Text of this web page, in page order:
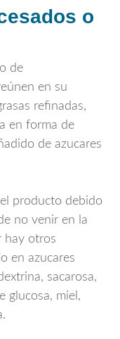
o
de
en su
refinadas,
en forma de
de azucares
producto debido
no venir en la
hay otros
en azucares
sacarosa,
glucosa, miel,